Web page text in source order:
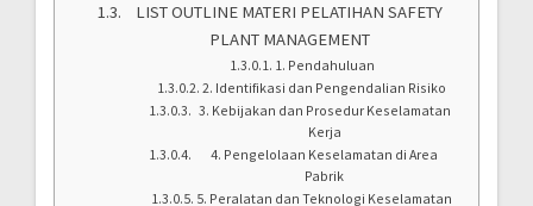
LIST OUTLINE MATERI PELATIHAN SAFETY
PLANT MANAGEMENT
1. Pendahuluan
2. Identifikasi dan Pengendalian Risiko
3. Kebijakan dan Prosedur Keselamatan
Kerja
4. Pengelolaan Keselamatan di Area
Pabrik
5. Peralatan dan Teknologi Keselamatan